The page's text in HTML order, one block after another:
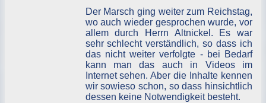
Der Marsch ging weiter zum Reichstag,
wo auch wieder gesprochen wurde, vor
allem durch Herrn Altnickel. Es war
sehr schlecht verständlich, so dass ich
das nicht weiter verfolgte - bei Bedarf
kann man das auch in Videos im
Internet sehen. Aber die Inhalte kennen
wir sowieso schon, so dass hinsichtlich
dessen keine Notwendigkeit besteht.